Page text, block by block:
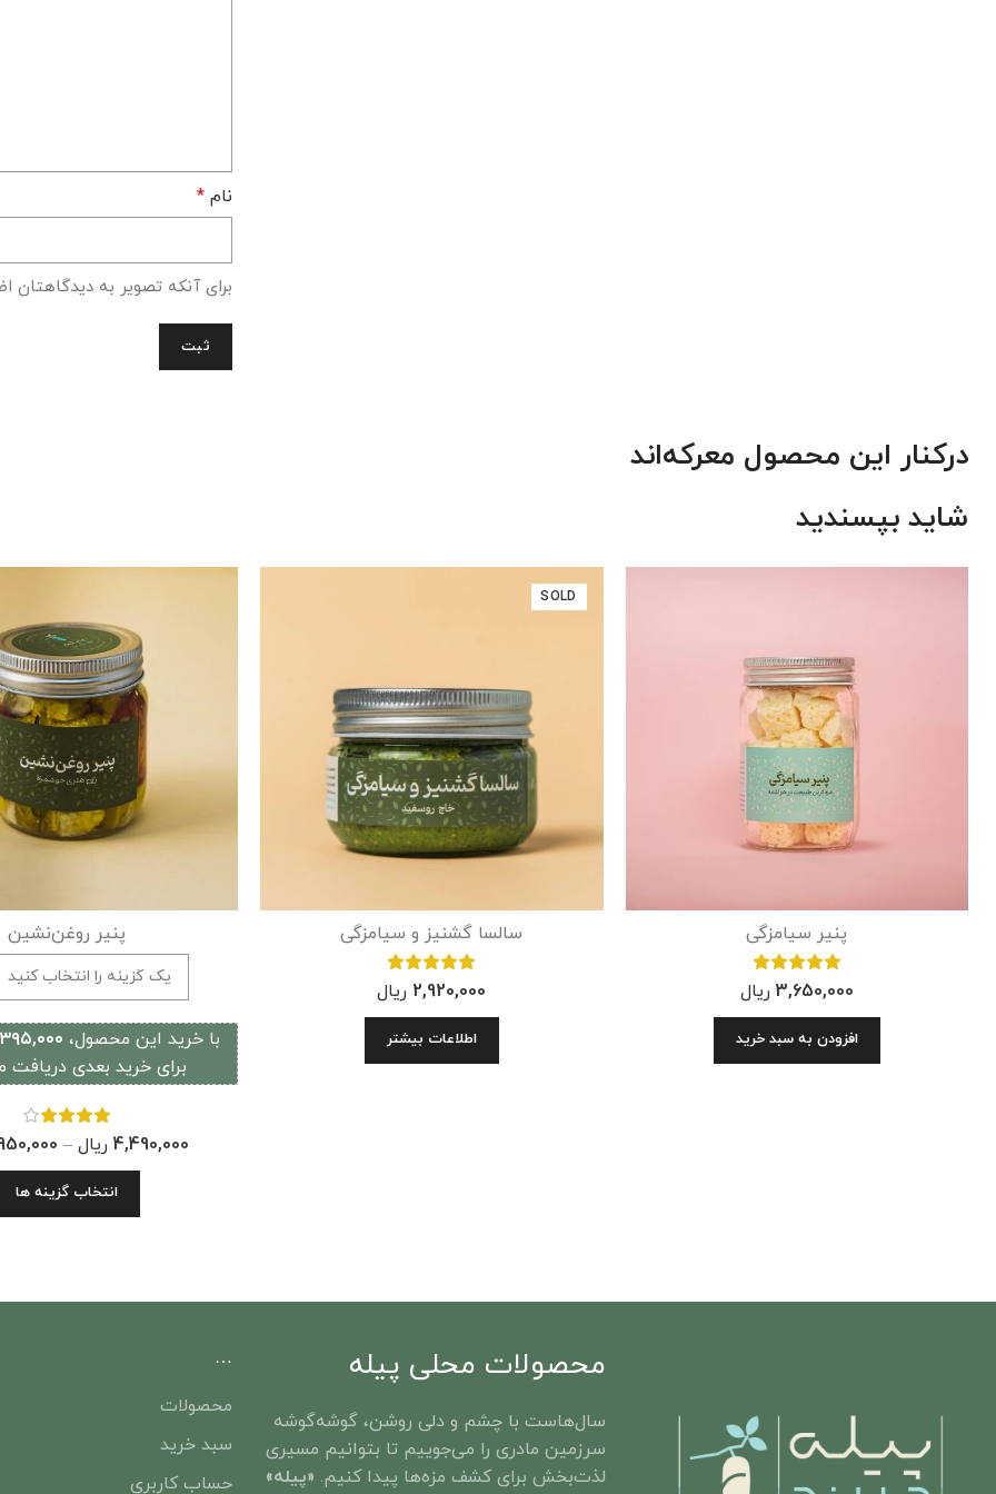
نام *
برای آنکه تصویر به دیدگاهتان
درکنار این محصول معرکه‌اند
شاید بپسندید
پنیر سیامزگی
3,650,000 ریال
افزودن به سبد خرید
SOLD
سالسا گشنیز و سیامزگی
2,920,000 ریال
اطلاعات بیشتر
پنیر روغن‌نشین
با خرید این محصول، ۳۹۵,۰۰۰ ﷼
برای خرید بعدی دریافت
4,490,000 ریال –
انتخاب گزینه ها
محصولات محلی پیله
سال‌هاست با چشم و دلی روشن، گوشه‌گوشه‌
سرزمین مادری را می‌جوییم تا بتوانیم مسیری
لذت‌بخش برای کشف مزه‌ها پیدا کنیم. «پیله»
…
محصولات
سبد خرید
حساب کاربری